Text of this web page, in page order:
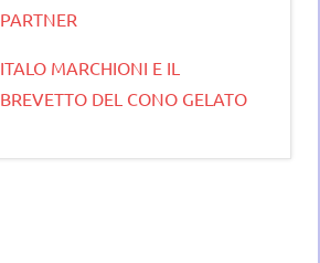
PARTNER
ITALO MARCHIONI E IL
BREVETTO DEL CONO GELATO